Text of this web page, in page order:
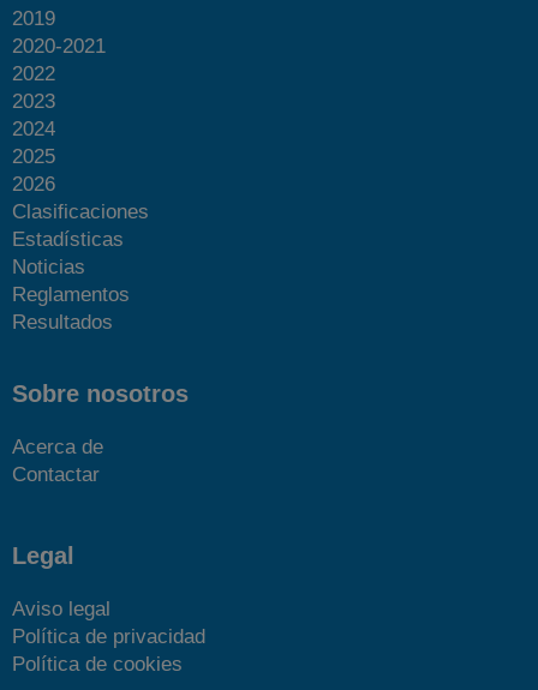
2019
2020-2021
2022
2023
2024
2025
2026
Clasificaciones
Estadísticas
Noticias
Reglamentos
Resultados
Sobre nosotros
Acerca de
Contactar
Legal
Aviso legal
Política de privacidad
Política de cookies